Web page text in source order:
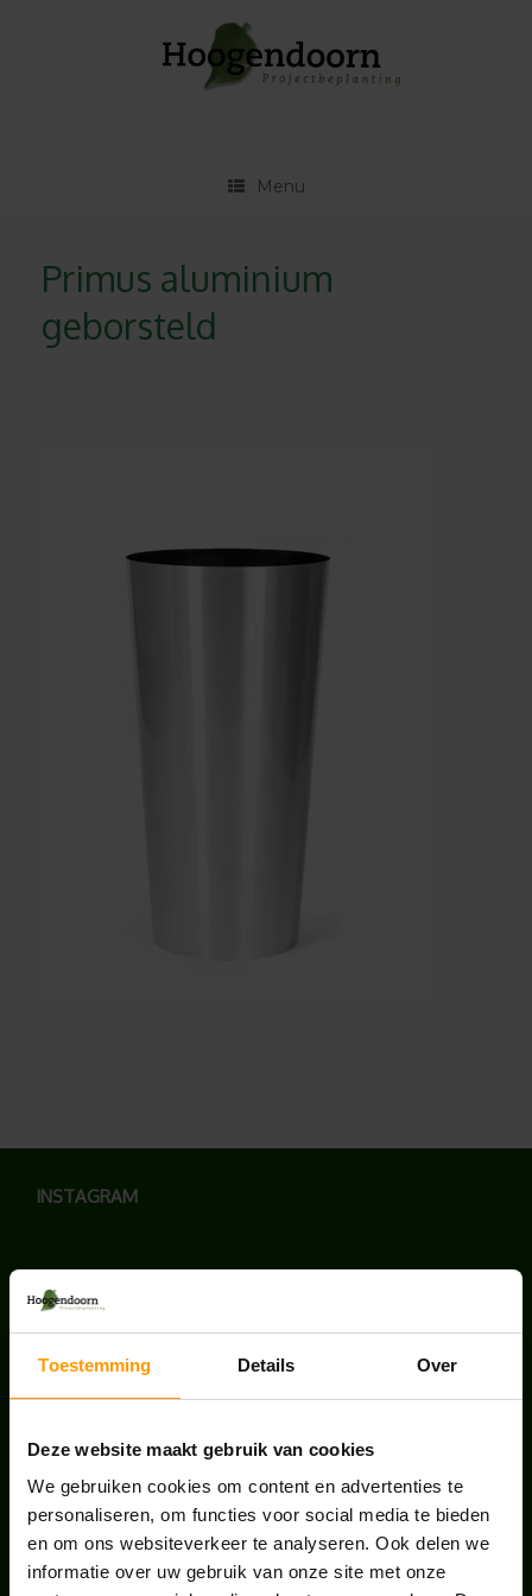
Toestemming Details Over
Deze website maakt gebruik van cookies
We gebruiken cookies om content en advertenties te
personaliseren, om functies voor social media te bieden
en om ons websiteverkeer te analyseren. Ook delen we
informatie over uw gebruik van onze site met onze
Menu
Primus aluminium
geborsteld
INSTAGRAM
LAATSTE NIEUWS
BLOG: LUIS IN KANTOORPLANTEN – ZO
augustus 7, 2026
UNION HOUSE UTRECHT